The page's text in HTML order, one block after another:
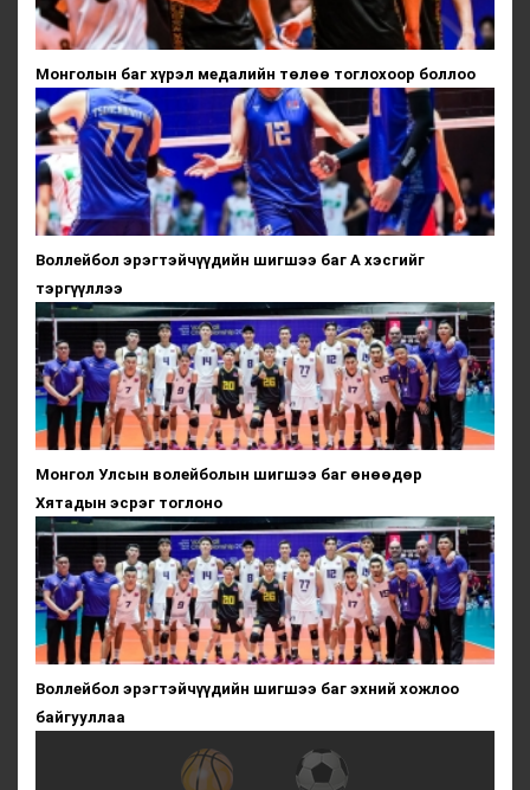
Монголын баг хүрэл медалийн төлөө тоглохоор боллоо
Воллейбол эрэгтэйчүүдийн шигшээ баг А хэсгийг
тэргүүллээ
Монгол Улсын волейболын шигшээ баг өнөөдөр
Хятадын эсрэг тоглоно
Воллейбол эрэгтэйчүүдийн шигшээ баг эхний хожлоо
байгууллаа